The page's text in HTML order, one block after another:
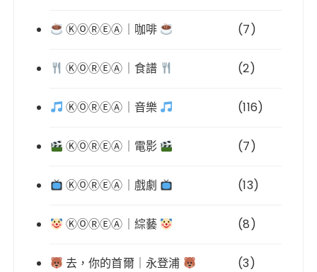
ⓀⓄⓇⒺⒶ｜咖啡 (7)
ⓀⓄⓇⒺⒶ｜食譜 (2)
ⓀⓄⓇⒺⒶ｜音樂 (116)
ⓀⓄⓇⒺⒶ｜電影 (7)
ⓀⓄⓇⒺⒶ｜戲劇 (13)
ⓀⓄⓇⒺⒶ｜綜藝 (8)
去，你的首爾｜永登浦 (3)